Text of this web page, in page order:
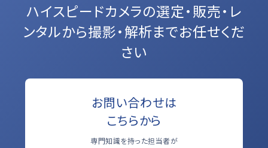
ハイスピードカメラの選定・販売・レ
ンタルから撮影・解析までお任せくだ
さい
お問い合わせは
こちらから
専門知識を持った担当者が